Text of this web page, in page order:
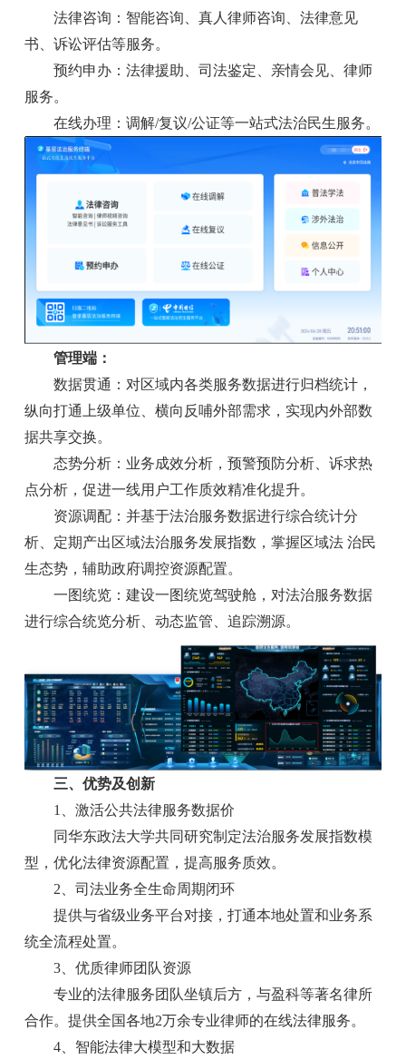
法律咨询：智能咨询、真人律师咨询、法律意见
书、诉讼评估等服务。
预约申办：法律援助、司法鉴定、亲情会见、律师
服务。
在线办理：调解/复议/公证等一站式法治民生服务。
管理端：
数据贯通：对区域内各类服务数据进行归档统计，
纵向打通上级单位、横向反哺外部需求，实现内外部数
据共享交换。
态势分析：业务成效分析，预警预防分析、诉求热
点分析，促进一线用户工作质效精准化提升。
资源调配：并基于法治服务数据进行综合统计分
析、定期产出区域法治服务发展指数，掌握区域法 治民
生态势，辅助政府调控资源配置。
一图统览：建设一图统览驾驶舱，对法治服务数据
进行综合统览分析、动态监管、追踪溯源。
三、优势及创新
1、激活公共法律服务数据价
同华东政法大学共同研究制定法治服务发展指数模
型，优化法律资源配置，提高服务质效。
2、司法业务全生命周期闭环
提供与省级业务平台对接，打通本地处置和业务系
统全流程处置。
3、优质律师团队资源
专业的法律服务团队坐镇后方，与盈科等著名律所
合作。提供全国各地2万余专业律师的在线法律服务。
4、智能法律大模型和大数据